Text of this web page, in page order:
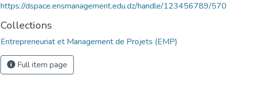
https://dspace.ensmanagement.edu.dz/handle/123456789/570
Collections
Entrepreneuriat et Management de Projets (EMP)
Full item page